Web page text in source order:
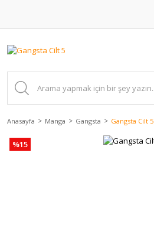
Anasayfa Manga Gangsta Gangsta Cilt 5
%15